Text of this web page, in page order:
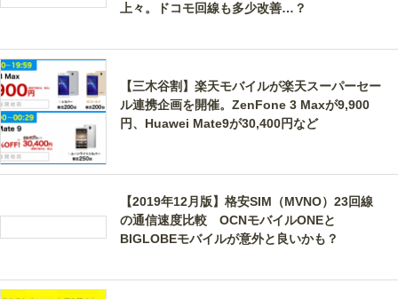
上々。ドコモ回線も多少改善…？
【三木谷割】楽天モバイルが楽天スーパーセー
ル連携企画を開催。ZenFone 3 Maxが9,900
円、Huawei Mate9が30,400円など
【2019年12月版】格安SIM（MVNO）23回線
の通信速度比較 OCNモバイルONEと
BIGLOBEモバイルが意外と良いかも？